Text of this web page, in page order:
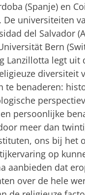
(Spanje) en
universiteiten
del Salvador
Bern
Lanzillotta legt
diversiteit
benaderen:
persoonlijke
meer dan
ons bij het
op
aanbieden dat
over de hele